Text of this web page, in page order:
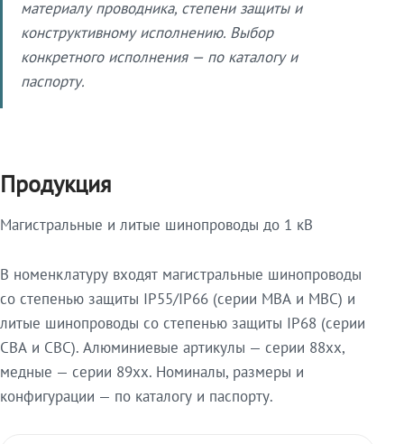
материалу проводника, степени защиты и
конструктивному исполнению. Выбор
конкретного исполнения — по каталогу и
паспорту.
Продукция
Магистральные и литые шинопроводы до 1 кВ
В номенклатуру входят магистральные шинопроводы
со степенью защиты IP55/IP66 (серии МВА и МВС) и
литые шинопроводы со степенью защиты IP68 (серии
СВА и СВС). Алюминиевые артикулы — серии 88xx,
медные — серии 89xx. Номиналы, размеры и
конфигурации — по каталогу и паспорту.